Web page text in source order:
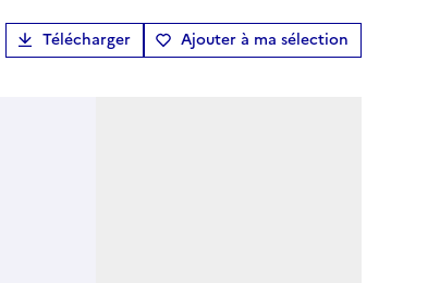
Télécharger Ajouter à ma sélection